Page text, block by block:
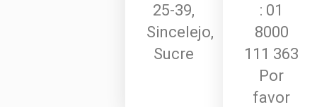
25-39,
Sincelejo,
Sucre
: 01
8000
111 363
Por
favor